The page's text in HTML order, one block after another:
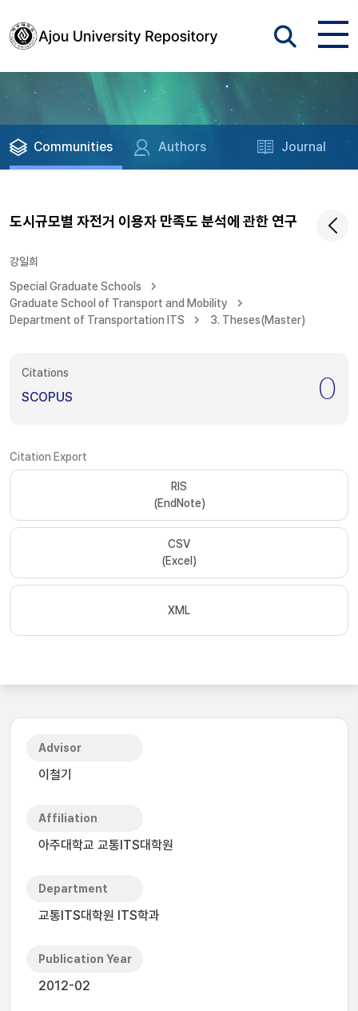
Communities Authors Journal
도시규모별 자전거 이용자 만족도 분석에 관한 연구
강일희
Special Graduate Schools
Graduate School of Transport and Mobility
Department of Transportation ITS
3. Theses(Master)
Citations
SCOPUS 0
Citation Export
RIS
(EndNote)
CSV
(Excel)
XML
Advisor
이철기
Affiliation
아주대학교 교통ITS대학원
Department
교통ITS대학원 ITS학과
Publication Year
2012-02